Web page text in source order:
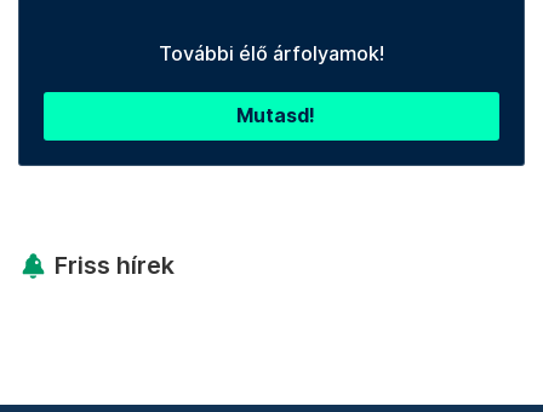
További élő árfolyamok!
Mutasd!
Friss hírek